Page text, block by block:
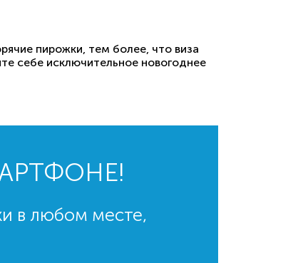
пирожки, тем более, что виза
себе исключительное новогоднее
в любом месте,